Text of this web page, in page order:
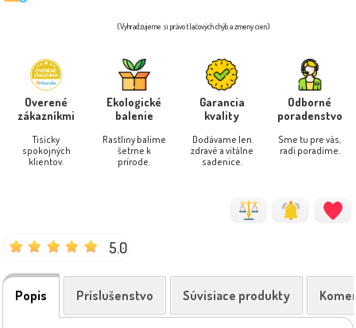
(Vyhradzujeme si právo tlačových chýb a zmeny cien)
Overené
zákazníkmi
Tisícky
spokojných
klientov.
Ekologické
balenie
Rastliny balíme
šetrne k
prírode.
Garancia
kvality
Dodávame len
zdravé a vitálne
sadenice.
Odborné
poradenstvo
Sme tu pre vás,
radi poradíme.
5.0
Popis Príslušenstvo Súvisiace produkty